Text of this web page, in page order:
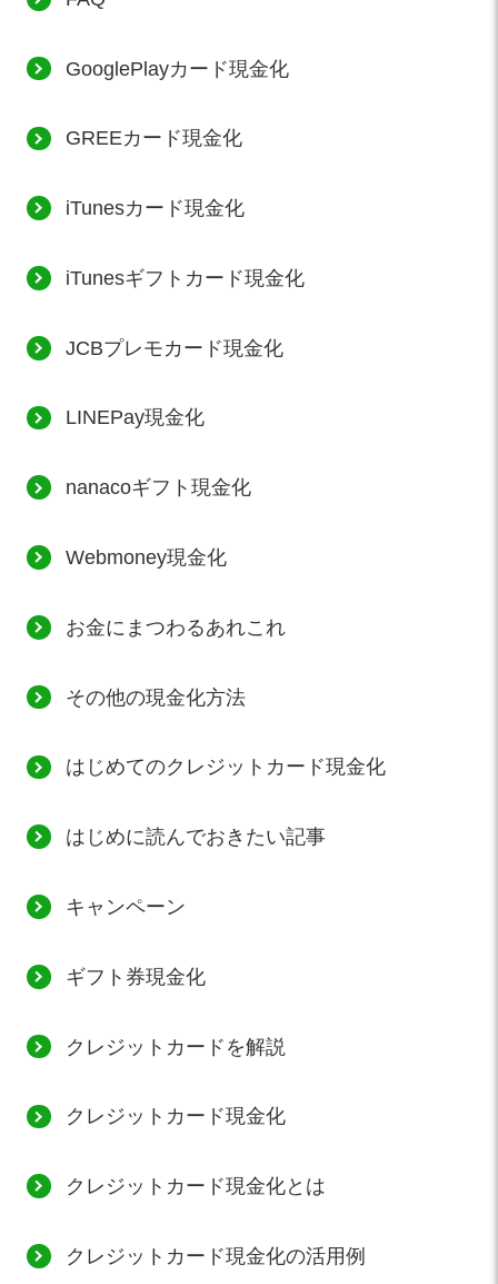
GooglePlayカード現金化
GREEカード現金化
iTunesカード現金化
iTunesギフトカード現金化
JCBプレモカード現金化
LINEPay現金化
nanacoギフト現金化
Webmoney現金化
お金にまつわるあれこれ
その他の現金化方法
はじめてのクレジットカード現金化
はじめに読んでおきたい記事
キャンペーン
ギフト券現金化
クレジットカードを解説
クレジットカード現金化
クレジットカード現金化とは
クレジットカード現金化の活用例